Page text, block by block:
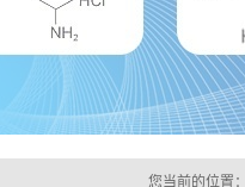
您当前的位置：